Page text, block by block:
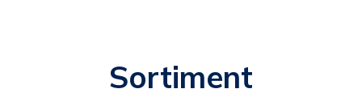
Sortiment